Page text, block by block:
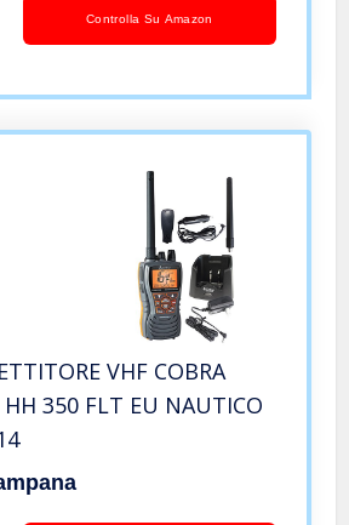
Controlla Su Amazon
VHF COBRA
HH 350 FLT EU NAUTICO